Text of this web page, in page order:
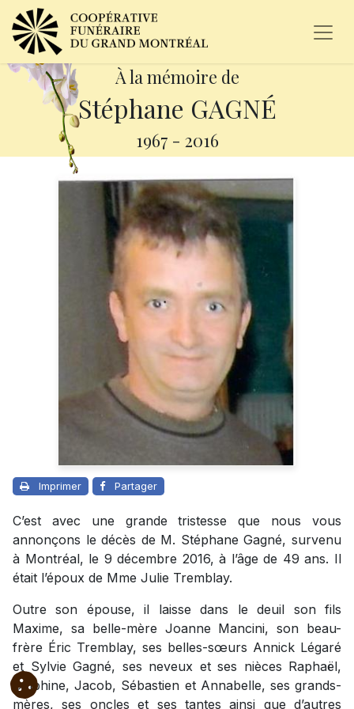
À la mémoire de
Stéphane GAGNÉ
1967 - 2016
Imprimer Partager
C’est avec une grande tristesse que nous vous
annonçons le décès de M. Stéphane Gagné, survenu
à Montréal, le 9 décembre 2016, à l’âge de 49 ans. Il
était l’époux de Mme Julie Tremblay.
Outre son épouse, il laisse dans le deuil son fils
Maxime, sa belle-mère Joanne Mancini, son beau-
frère Éric Tremblay, ses belles-sœurs Annick Légaré
et Sylvie Gagné, ses neveux et ses nièces Raphaël,
Delphine, Jacob, Sébastien et Annabelle, ses grands-
mères, ses oncles et ses tantes ainsi que d’autres